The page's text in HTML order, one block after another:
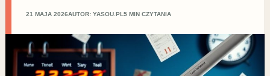
21 MAJA 2026AUTOR: YASOU.PL 5 MIN CZYTANIA